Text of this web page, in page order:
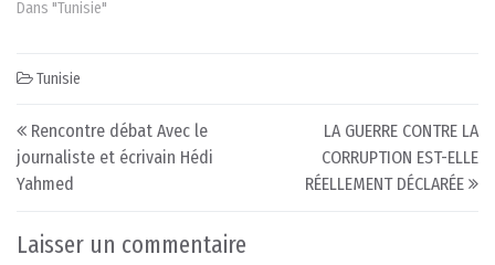
Dans "Tunisie"
Tunisie
Post navigation
Rencontre débat Avec le
journaliste et écrivain Hédi
Yahmed
LA GUERRE CONTRE LA
CORRUPTION EST-ELLE
RÉELLEMENT DÉCLARÉE
Laisser un commentaire